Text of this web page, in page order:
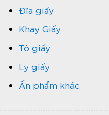
Đĩa giấy
Khay Giấy
Tô giấy
Ly giấy
Ấn phẩm khác